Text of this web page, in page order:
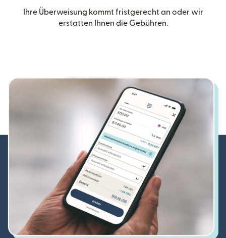
Ihre Überweisung kommt fristgerecht an oder wir
erstatten Ihnen die Gebühren.